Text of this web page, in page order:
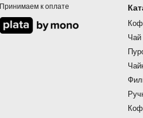
Принимаем к оплате
Чай